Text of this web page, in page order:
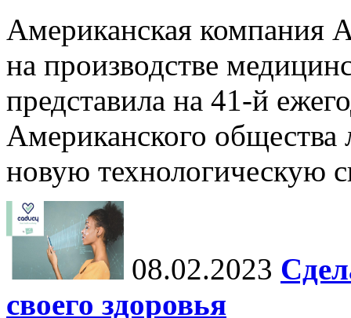
Американская компания
на производстве
представила на 41-й
Американского
новую технологическую
08.02.2023
своего здоровья